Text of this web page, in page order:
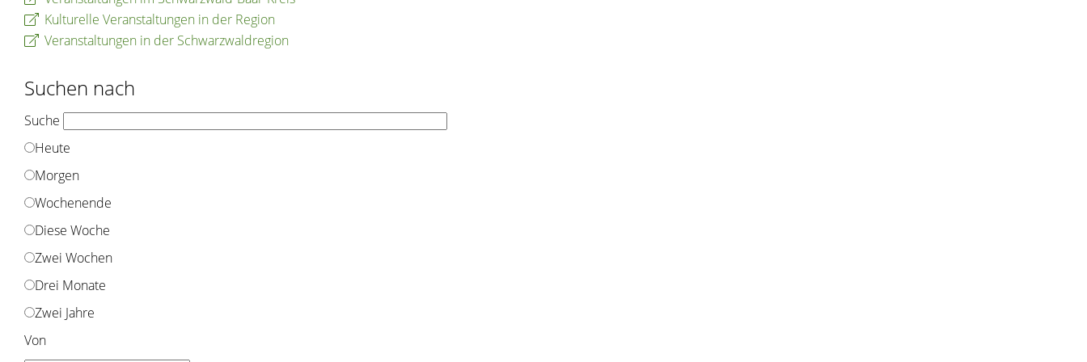
Kulturelle Veranstaltungen in der Region
Veranstaltungen in der Schwarzwaldregion
Suchen nach
Suche
Heute
Morgen
Wochenende
Diese Woche
Zwei Wochen
Drei Monate
Zwei Jahre
Von